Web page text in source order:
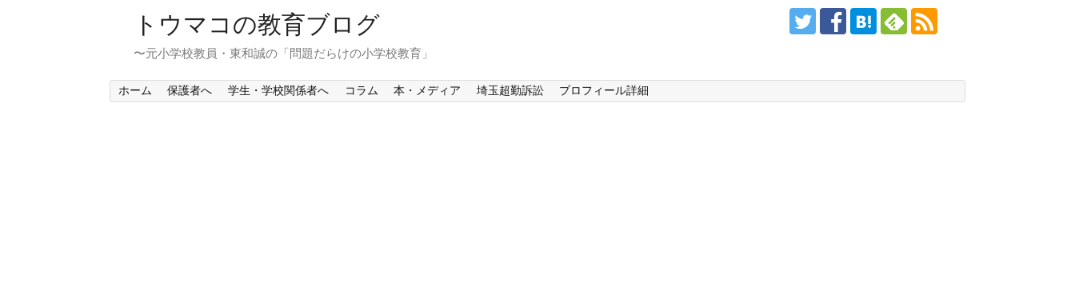
トウマコの教育ブログ
〜元小学校教員・東和誠の「問題だらけの小学校教育」
ホーム 保護者へ 学生・学校関係者へ コラム 本・メディア 埼玉超勤訴訟 プロフィール詳細